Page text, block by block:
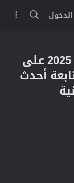
تردد قناة نيكلوديون الجديد 2025 على
أحدث